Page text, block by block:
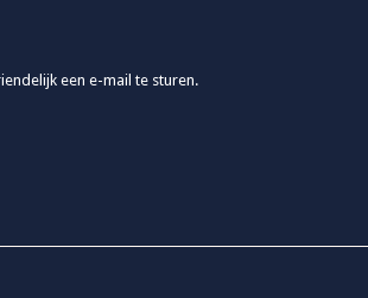
een e-mail te sturen.